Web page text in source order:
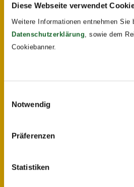
Diese Webseite verwendet
Weitere Informationen entnehmen Sie
Datenschutzerklärung, sowie dem
Cookiebanner.
Notwendig
Präferenzen
Statistiken